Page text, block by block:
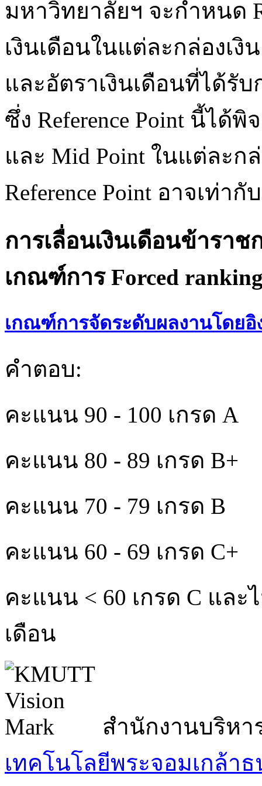
มหาวิทยาลัยฯ จะกำหนด
เงินเดือนในแต่ละกล่องเ
และอัตราเงินเดือนที่ได้รั
ซึ่ง Reference Point นี้ได้
และ Mid Point ในแต่ละก
Reference Point อาจเท่ากั
การเลื่อนเงินเดือนข้ารา
เกณฑ์การ Forced
เกณฑ์การจัดระดับผลงานโดยอิ
คำตอบ:
คะแนน 90 - 100 เกรด A
คะแนน 80 - 89 เกรด B+
คะแนน 70 - 79 เกรด B
คะแนน 60 - 69 เกรด C+
คะแนน < 60 เกรด C แล
เดือน
สำนักงานบริห
เทคโนโลยีพระจอมเกล้า